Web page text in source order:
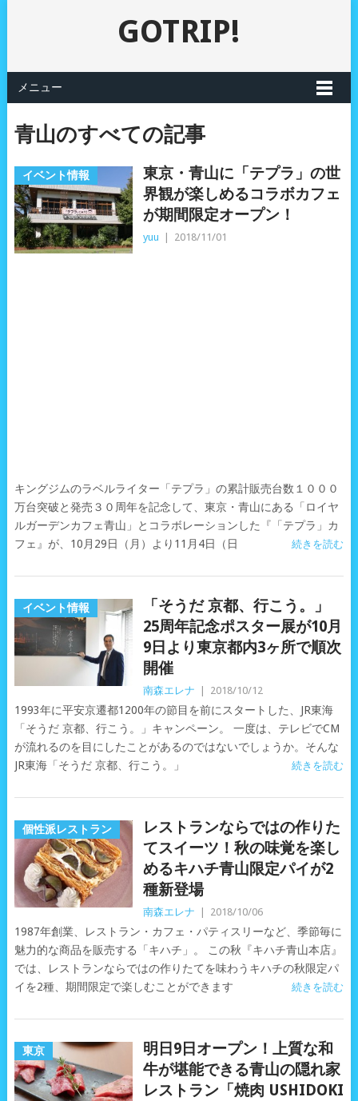
GOTRIP!
メニュー
青山のすべての記事
イベント情報
東京・青山に「テプラ」の世
界観が楽しめるコラボカフェ
が期間限定オープン！
yuu 2018/11/01
キングジムのラベルライター「テプラ」の累計販売台数１０００
万台突破と発売３０周年を記念して、東京・青山にある「ロイヤ
ルガーデンカフェ青山」とコラボレーションした『「テプラ」カ
フェ』が、10月29日（月）より11月4日（日
続きを読む
イベント情報
「そうだ 京都、行こう。」
25周年記念ポスター展が10月
9日より東京都内3ヶ所で順次
開催
南森エレナ 2018/10/12
1993年に平安京遷都1200年の節目を前にスタートした、JR東海
「そうだ 京都、行こう。」キャンペーン。 一度は、テレビでCM
が流れるのを目にしたことがあるのではないでしょうか。そんな
JR東海「そうだ 京都、行こう。」
続きを読む
個性派レストラン
レストランならではの作りた
てスイーツ！秋の味覚を楽し
めるキハチ青山限定パイが2
種新登場
南森エレナ 2018/10/06
1987年創業、レストラン・カフェ・パティスリーなど、季節毎に
魅力的な商品を販売する「キハチ」。 この秋『キハチ青山本店』
では、レストランならではの作りたてを味わうキハチの秋限定パ
イを2種、期間限定で楽しむことができます
続きを読む
東京
明日9日オープン！上質な和
牛が堪能できる青山の隠れ家
レストラン「焼肉 USHIDOKI